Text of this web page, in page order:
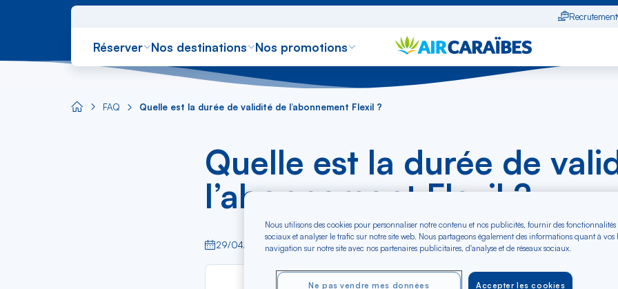
Recrutement
Réserver Nos destinations Nos promotions
Aircaraibes.com
FAQ Quelle est la durée de validité de l’abonnement Flexil ?
Quelle est la durée de
l’abonnement Flexil ?
29/04/2024
Nous utilisons des cookies pour personnaliser notre contenu et nos publicités, fournir des fonctionnalités
sociaux et analyser le trafic sur notre site web. Nous partageons également des informations quant à vos
navigation sur notre site avec nos partenaires publicitaires, d'analyse et de réseaux sociaux.
Accepter les cookies
Ne pas vendre mes données